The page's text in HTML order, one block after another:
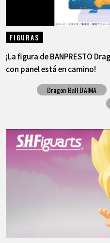
FIGURAS
¡La figura de BANPRESTO
con panel está en camino!
Dragon Ball DAIMA